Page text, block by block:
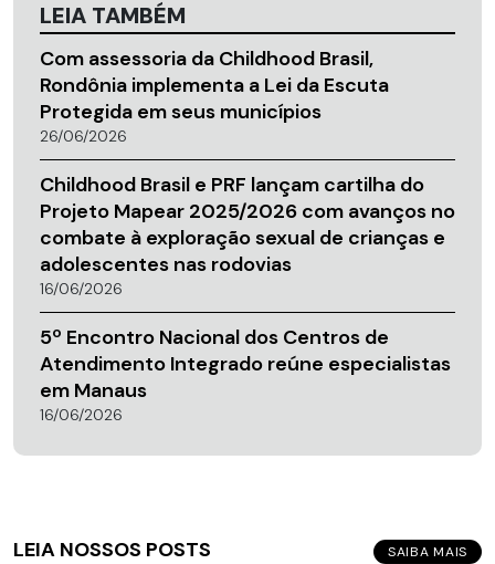
LEIA TAMBÉM
Com assessoria da Childhood Brasil,
Rondônia implementa a Lei da Escuta
Protegida em seus municípios
26/06/2026
Childhood Brasil e PRF lançam cartilha do
Projeto Mapear 2025/2026 com avanços no
combate à exploração sexual de crianças e
adolescentes nas rodovias
16/06/2026
5º Encontro Nacional dos Centros de
Atendimento Integrado reúne especialistas
em Manaus
16/06/2026
LEIA NOSSOS POSTS SAIBA MAIS